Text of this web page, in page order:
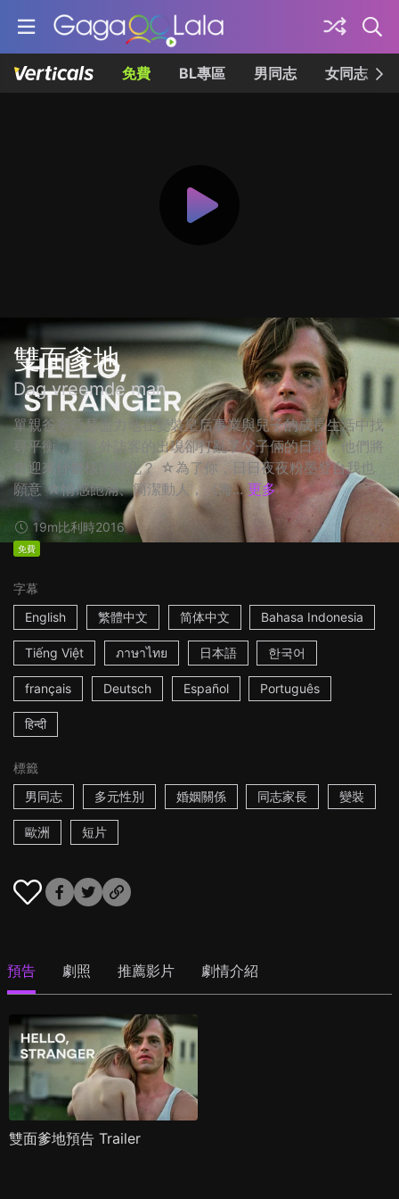
免費 BL專區 男同志 女同志
雙面爹地
Dag vreemde man
單親爸爸亞瑟盡力地在變裝皇后事業與兒子的成長生活中找
尋平衡，但意外訪客的出現卻打亂了父子倆的日常，他們將
會迎來什麼樣的變化？ ☆為了你，日日夜夜粉墨登台我也
願意 ☆情感飽滿、簡潔動人，《海... 更多
19m比利時2016
免費
字幕
English
繁體中文 简体中文 Bahasa Indonesia
Tiếng Việt ภาษาไทย 日本語 한국어
français Deutsch Español Português
हिन्दी
標籤
男同志
多元性別 婚姻關係 同志家長 變裝
歐洲 短片
預告 劇照 推薦影片 劇情介紹
雙面爹地預告 Trailer